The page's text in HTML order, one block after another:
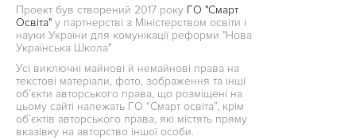
Проект був створений 2017 року ГО "Смарт
Освіта" у партнерстві з Міністерством освіти і
науки України для комунікації реформи "Нова
Українська Школа"
Усі виключні майнові й немайнові права на
текстові матеріали, фото, зображення та інші
об’єкти авторського права, що розміщені на
цьому сайті належать ГО “Смарт освіта”, крім
об’єктів авторського права, які містять пряму
вказівку на авторство іншої особи.